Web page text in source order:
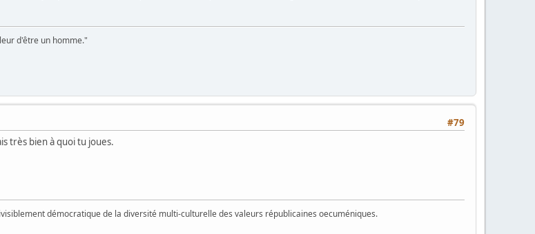
d'être un homme."
#79
très bien à quoi tu joues.
démocratique de la diversité multi-culturelle des valeurs républicaines oecuméniques.